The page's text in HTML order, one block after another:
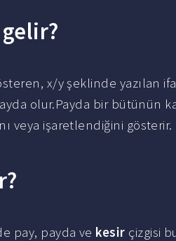
x/y şeklinde yazılan
olur.Payda bir bütünün
veya işaretlendiğini gösterir.
pay, payda ve kesir çizgisi